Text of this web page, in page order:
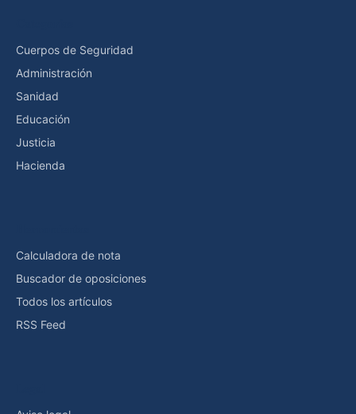
Cuerpos de Seguridad
Administración
Sanidad
Educación
Justicia
Hacienda
Calculadora de nota
Buscador de oposiciones
Todos los artículos
RSS Feed